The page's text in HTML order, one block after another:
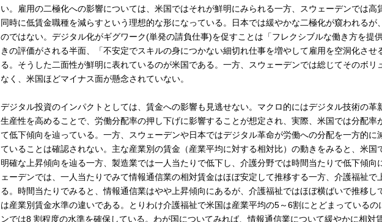
い。雇用の二極化への影響については、米国ではそれが鮮明にみられる一方、スウェーデンでは高
同時に低賃金職種を減らすという理想的な形になっている。日本では緩やかな二極化が窺われるが
のではない。デジタル化がギグワーク(単発の請負仕事)を促すことは「フレクシブルな働き方を提
きの評価がされる半面、「不安定でスキルの身につかない細切れ仕事を増やして雇用を空洞化させ
る。そうした二面性が鮮明に表れているのが米国である。一方、スウェーデンでは総じてそのボリ
なく、米国ほどマイナス面が懸念されていない。
デジタル投資のインパクトとしては、賃金への影響も見逃せない。マクロ的にはデジタル技術の革
生産性を高めることで、労働分配率の押し下げに影響することが想定され、実際、米国では分配率
て低下傾向を辿っている。一方、スウェーデンや日本ではデジタル革命が労働への分配を一方的に
ていることは確認されない。主な産業別の賃金（産業平均に対する相対比）の動きをみると、米国
明確な上昇傾向を辿る一方、製造業では一人当たりで低下し、介護分野では時間当たりで低下傾向
ェーデンでは、一人当たりでみて情報通信業の相対賃金はほぼ安定して推移する一方、介護福祉で
る。時間当たりでみると、情報通信業はやや上昇傾向にあるが、介護福祉ではほぼ横ばいで推移し
は産業別賃金水準の違いである。とりわけ介護福祉で米国は産業平均の5～6割にとどまっているの
ンでは8 割程度の水準を確保している。わが国についてみれば、情報通信業について緩やかに相対